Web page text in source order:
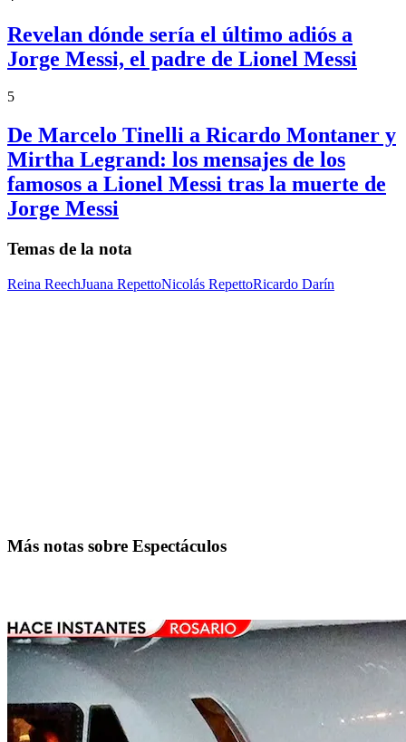
Revelan dónde sería el último adiós a
Jorge Messi, el padre de Lionel Messi
5
De Marcelo Tinelli a Ricardo Montaner y
Mirtha Legrand: los mensajes de los
famosos a Lionel Messi tras la muerte de
Jorge Messi
Temas de la nota
Reina ReechJuana RepettoNicolás RepettoRicardo Darín
Más notas sobre Espectáculos